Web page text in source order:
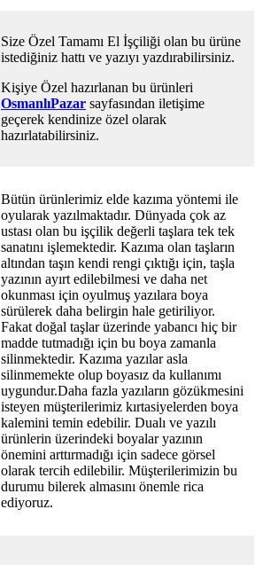
Size Özel Tamamı El İşçiliği olan bu ürüne
istediğiniz hattı ve yazıyı yazdırabilirsiniz.
Kişiye Özel hazırlanan bu ürünleri
OsmanlıPazar sayfasından iletişime
geçerek kendinize özel olarak
hazırlatabilirsiniz.
Bütün ürünlerimiz elde kazıma yöntemi ile
oyularak yazılmaktadır. Dünyada çok az
ustası olan bu işçilik değerli taşlara tek tek
sanatını işlemektedir. Kazıma olan taşların
altından taşın kendi rengi çıktığı için, taşla
yazının ayırt edilebilmesi ve daha net
okunması için oyulmuş yazılara boya
sürülerek daha belirgin hale getiriliyor.
Fakat doğal taşlar üzerinde yabancı hiç bir
madde tutmadığı için bu boya zamanla
silinmektedir. Kazıma yazılar asla
silinmemekte olup boyasız da kullanımı
uygundur.Daha fazla yazıların gözükmesini
isteyen müşterilerimiz kırtasiyelerden boya
kalemini temin edebilir. Dualı ve yazılı
ürünlerin üzerindeki boyalar yazının
önemini arttırmadığı için sadece görsel
olarak tercih edilebilir. Müşterilerimizin bu
durumu bilerek almasını önemle rica
ediyoruz.